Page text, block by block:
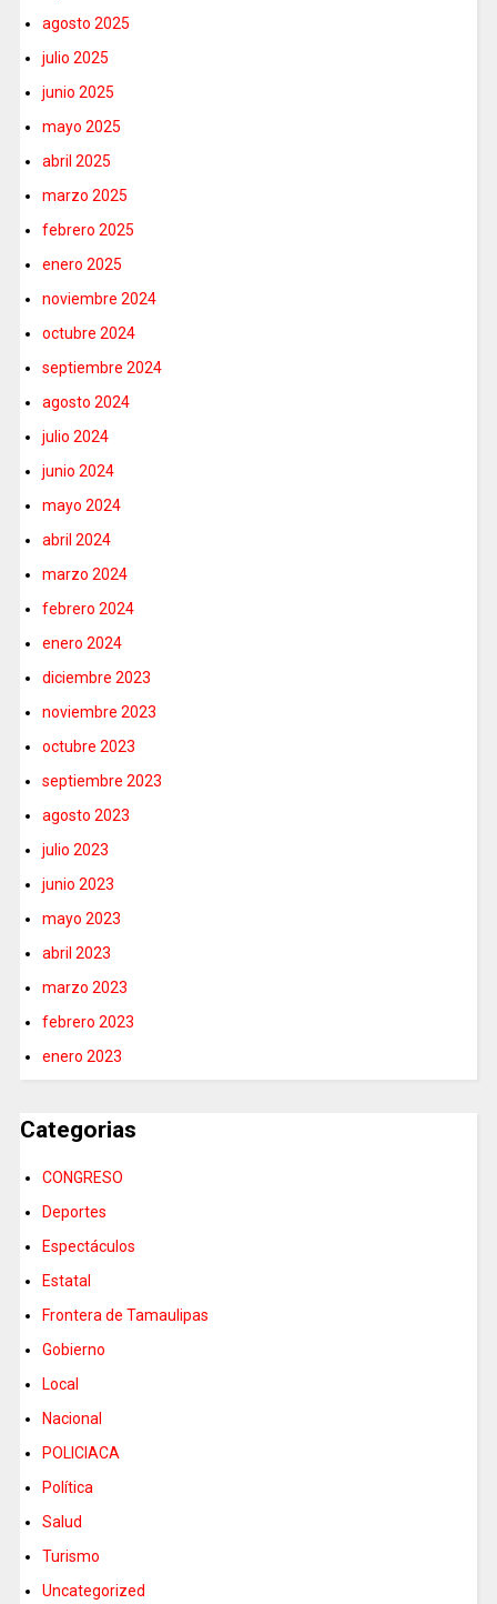
agosto 2025
julio 2025
junio 2025
mayo 2025
abril 2025
marzo 2025
febrero 2025
enero 2025
noviembre 2024
octubre 2024
septiembre 2024
agosto 2024
julio 2024
junio 2024
mayo 2024
abril 2024
marzo 2024
febrero 2024
enero 2024
diciembre 2023
noviembre 2023
octubre 2023
septiembre 2023
agosto 2023
julio 2023
junio 2023
mayo 2023
abril 2023
marzo 2023
febrero 2023
enero 2023
Categorias
CONGRESO
Deportes
Espectáculos
Estatal
Frontera de Tamaulipas
Gobierno
Local
Nacional
POLICIACA
Política
Salud
Turismo
Uncategorized